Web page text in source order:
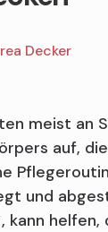
Decker
meist an
auf,
und
helfen,